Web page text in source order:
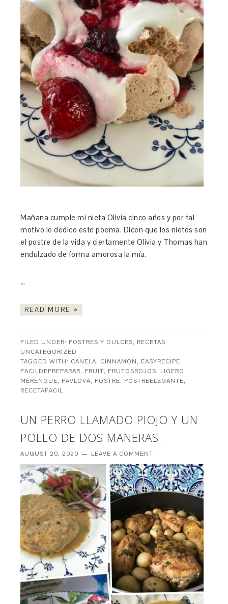
Mañana cumple mi nieta Olivia cinco años y por tal
motivo le dedico este poema. Dicen que los nietos son
el postre de la vida y ciertamente Olivia y Thomas han
endulzado de forma amorosa la mía.
…
READ MORE »
FILED UNDER: POSTRES Y DULCES, RECETAS,
UNCATEGORIZED
TAGGED WITH: CANELA, CINNAMON, EASYRECIPE,
FACILDEPREPARAR, FRUIT, FRUTOSROJOS, LIGERO,
MERENGUE, PAVLOVA, POSTRE, POSTREELEGANTE,
RECETAFACIL
UN PERRO LLAMADO PIOJO Y UN
POLLO DE DOS MANERAS.
AUGUST 20, 2020 LEAVE A COMMENT